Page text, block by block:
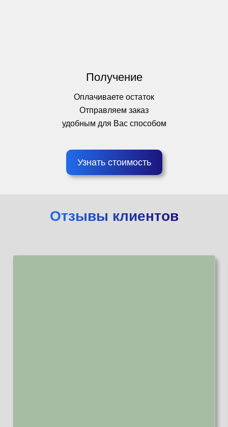
Получение
Оплачиваете остаток
Отправляем заказ
удобным для Вас способом
Узнать стоимость
Отзывы клиентов